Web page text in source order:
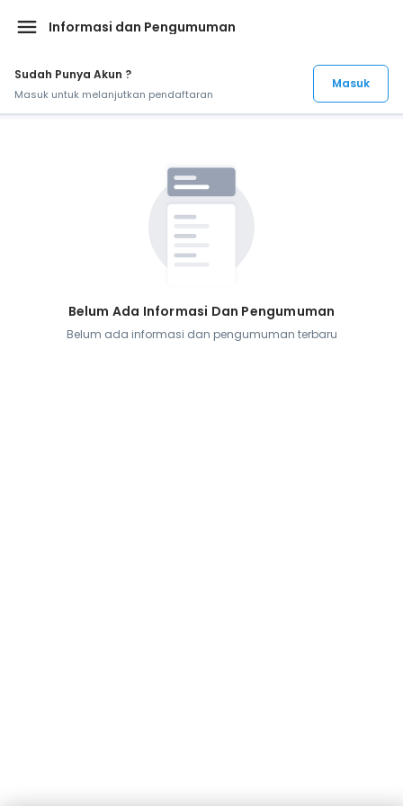
menu Informasi dan Pengumuman
Sudah Punya Akun ?
Masuk untuk melanjutkan pendaftaran
Masuk
Belum Ada Informasi Dan Pengumuman
Belum ada informasi dan pengumuman terbaru